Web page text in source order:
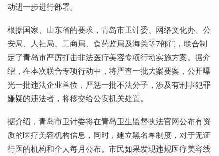
动进一步进行部署。
根据国家、山东省的要求，青岛市卫计委、网络文化办、公
安局、人社局、工商局、食药监局及海关等7部门，联合制
定了青岛市严厉打击非法医疗美容专项行动实施方案。据介
绍，在本次联合专项行动中，将严查一批大案要案，公开曝
光一批违法企业单位，严惩一批不法分子，涉及有刑事犯罪
嫌疑的违法者，将移交给公安机关处置。
据介绍，青岛市卫计委将在青岛卫生监督执法官网公布有资
质的医疗美容机构信息，同时，建立黑名单制度，对于无证
行医的机构和个人每月公布。市民如果发现违规医疗美容线